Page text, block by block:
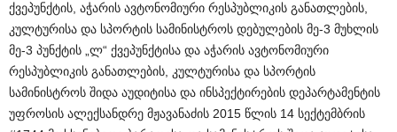
ქვეპუნქტის, აჭარის ავტონომიური რესპუბლიკის განათლების,
კულტურისა და სპორტის სამინისტროს დებულების მე-3 მუხლის
მე-3 პუნქტის „ლ“ ქვეპუნქტისა და აჭარის ავტონომიური
რესპუბლიკის განათლების, კულტურისა და სპორტის
სამინისტროს შიდა აუდიტისა და ინსპექტირების დეპარტამენტის
უფროსის ალექსანდრე მჟავანაძის 2015 წლის 14 სექტემბრის